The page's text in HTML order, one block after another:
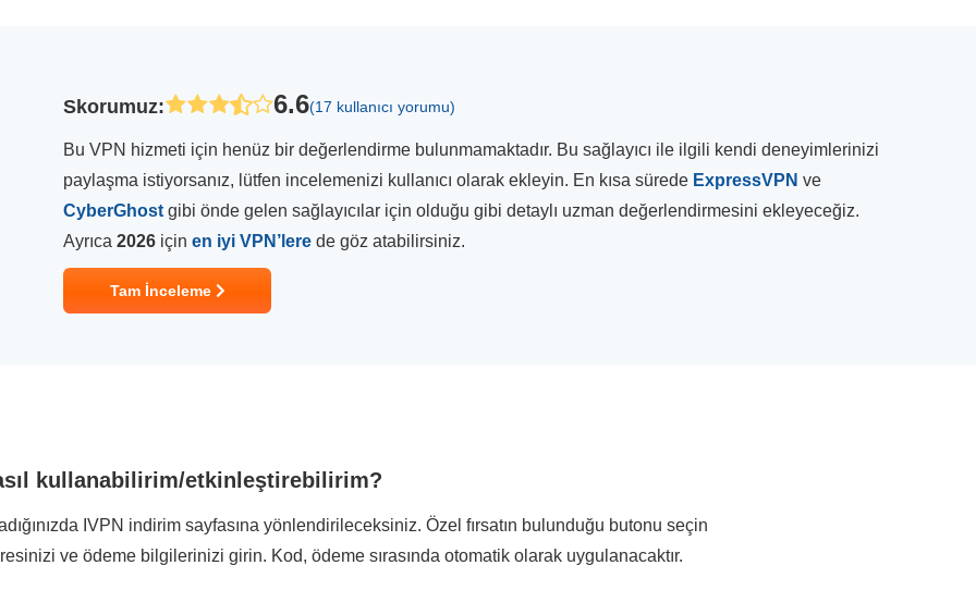
Skorumuz: 6.6(17 kullanıcı yorumu)
Bu VPN hizmeti için henüz bir değerlendirme bulunmamaktadır. Bu sağlayıcı ile ilgili kendi deneyimlerinizi
paylaşma istiyorsanız, lütfen incelemenizi kullanıcı olarak ekleyin. En kısa sürede ExpressVPN ve
CyberGhost gibi önde gelen sağlayıcılar için olduğu gibi detaylı uzman değerlendirmesini ekleyeceğiz.
Ayrıca 2026 için en iyi VPN’lere de göz atabilirsiniz.
Tam İnceleme
kullanabilirim/etkinleştirebilirim?
IVPN indirim sayfasına yönlendirileceksiniz. Özel fırsatın bulunduğu butonu seçin
ve ödeme bilgilerinizi girin. Kod, ödeme sırasında otomatik olarak uygulanacaktır.